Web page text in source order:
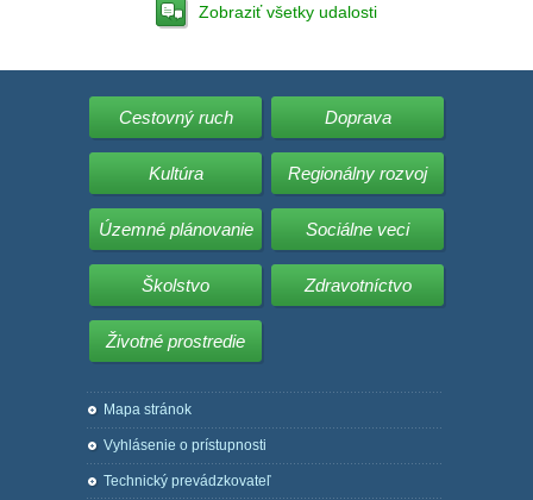
Zobraziť všetky udalosti
Cestovný ruch Doprava
Kultúra Regionálny rozvoj
Územné plánovanie Sociálne veci
Školstvo Zdravotníctvo
Životné prostredie
Mapa stránok
Vyhlásenie o prístupnosti
Technický prevádzkovateľ